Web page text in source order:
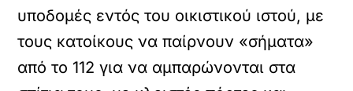
υποδομές εντός του οικιστικού ιστού, με
τους κατοίκους να παίρνουν «σήματα»
από το 112 για να αμπαρώνονται στα